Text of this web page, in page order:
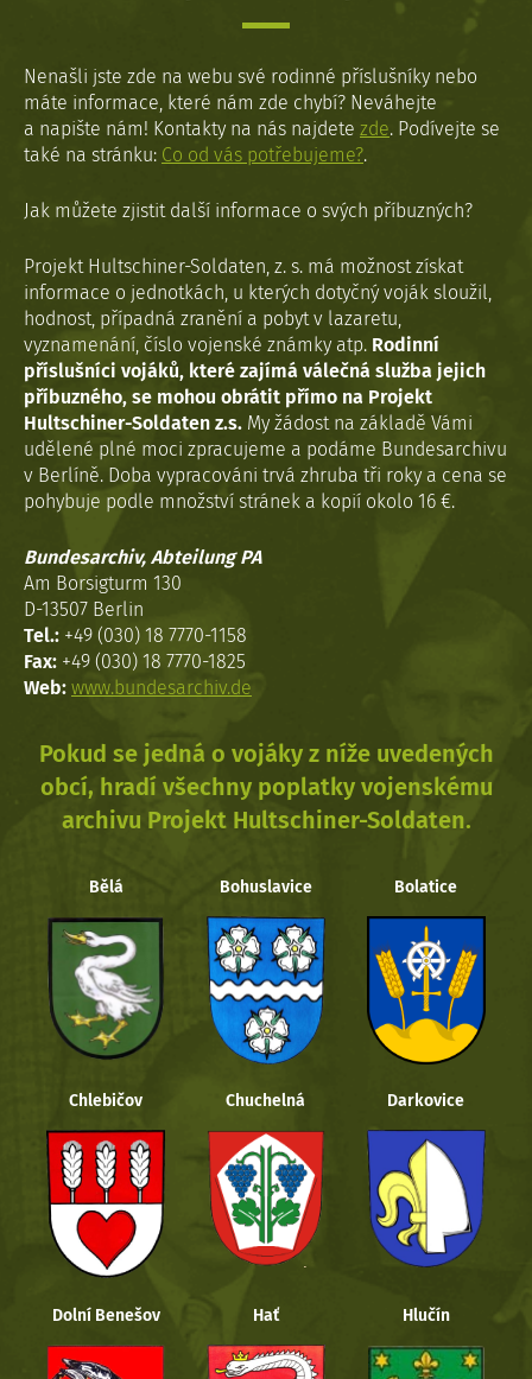
Nenašli jste zde na webu své rodinné příslušníky nebo
máte informace, které nám zde chybí? Neváhejte
a napište nám! Kontakty na nás najdete zde. Podívejte se
také na stránku: Co od vás potřebujeme?.
Jak můžete zjistit další informace o svých příbuzných?
Projekt Hultschiner-Soldaten, z. s. má možnost získat
informace o jednotkách, u kterých dotyčný voják sloužil,
hodnost, případná zranění a pobyt v lazaretu,
vyznamenání, číslo vojenské známky atp. Rodinní
příslušníci vojáků, které zajímá válečná služba jejich
příbuzného, se mohou obrátit přímo na Projekt
Hultschiner-Soldaten z.s. My žádost na základě Vámi
udělené plné moci zpracujeme a podáme Bundesarchivu
v Berlíně. Doba vypracováni trvá zhruba tři roky a cena se
pohybuje podle množství stránek a kopií okolo 16 €.
Bundesarchiv, Abteilung PA
Am Borsigturm 130
D-13507 Berlin
Tel.: +49 (030) 18 7770-1158
Fax: +49 (030) 18 7770-1825
Web: www.bundesarchiv.de
Pokud se jedná o vojáky z níže uvedených
obcí, hradí všechny poplatky vojenskému
archivu Projekt Hultschiner-Soldaten.
Bělá Bohuslavice Bolatice
Chlebičov Chuchelná Darkovice
Dolní Benešov Hať Hlučín